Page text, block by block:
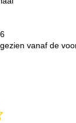
vanaf de